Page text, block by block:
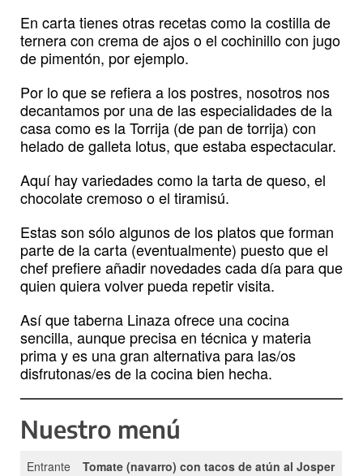
En carta tienes otras recetas como la costilla de
ternera con crema de ajos o el cochinillo con jugo
de pimentón, por ejemplo.
Por lo que se refiera a los postres, nosotros nos
decantamos por una de las especialidades de la
casa como es la Torrija (de pan de torrija) con
helado de galleta lotus, que estaba espectacular.
Aquí hay variedades como la tarta de queso, el
chocolate cremoso o el tiramisú.
Estas son sólo algunos de los platos que forman
parte de la carta (eventualmente) puesto que el
chef prefiere añadir novedades cada día para que
quien quiera volver pueda repetir visita.
Así que taberna Linaza ofrece una cocina
sencilla, aunque precisa en técnica y materia
prima y es una gran alternativa para las/os
disfrutonas/es de la cocina bien hecha.
Nuestro menú
Entrante
Tomate (navarro) con tacos de atún al Josper